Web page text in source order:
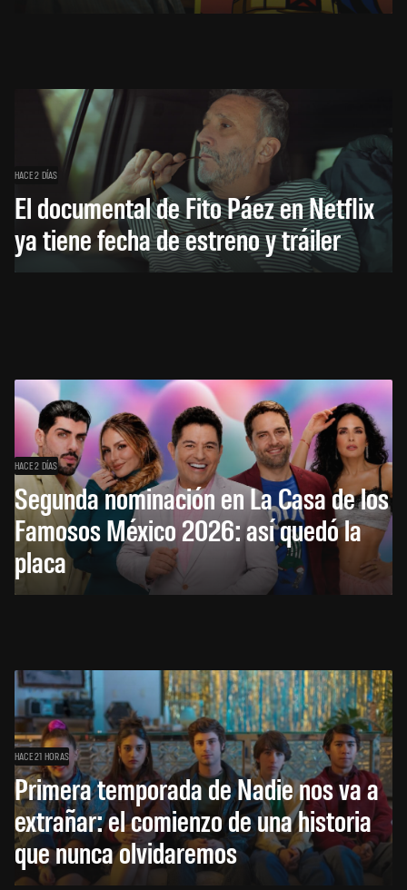
HACE 2 DÍAS
El documental de Fito Páez en Netflix
ya tiene fecha de estreno y tráiler
HACE 2 DÍAS
Segunda nominación en La Casa de los
Famosos México 2026: así quedó la
placa
HACE 21 HORAS
Primera temporada de Nadie nos va a
extrañar: el comienzo de una historia
que nunca olvidaremos